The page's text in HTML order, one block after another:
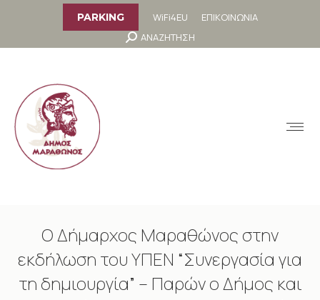
PARKING WiFi4EU
ΕΠΙΚΟΙΝΩΝΙΑ
Search:
ΑΝΑΖΗΤΗΣΗ
Ο Δήμαρχος Μαραθώνος στην
εκδήλωση του ΥΠΕΝ “Συνεργασία για
τη δημιουργία” – Παρών ο Δήμος και